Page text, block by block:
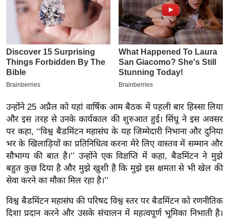
ई
प
र
मि
सा
ल
बे
मि
सा
ल
श
ख्सि
य
उन्होंने 25 अप्रैल को यहां वार्षिक आम बैठक में पहली बार हिस्सा लिया
और इस तरह से उनके कार्यकाल की शुरुआत हुई। सिंधू ने इस अवसर
पर कहा, ‘‘विश्व बैडमिंटन महासंघ के यह जिम्मेदारी निभाना और दुनिया
भर के खिलाड़ियों का प्रतिनिधित्व करना मेरे लिए वास्तव में सम्मान और
सौभाग्य की बात है।’’ उन्होंने एक विज्ञप्ति में कहा, बैडमिंटन ने मुझे
बहुत कुछ दिया है और मुझे खुशी है कि मुझे इस क्षमता से भी खेल की
सेवा करने का मौका मिल रहा है।’’
विश्व बैडमिंटन महासंघ की परिषद विश्व स्तर पर बैडमिंटन को रणनीतिक
दिशा प्रदान करने और उसके संचालन में महत्वपूर्ण भूमिका निभाती है।